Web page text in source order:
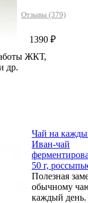
Отзывы (379)
1390 ₽
ЖКТ,
др.
Чай на
Иван-чай
50 г,
Полезная
обычному
каждый день.